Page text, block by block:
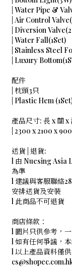
| Water Pipe &
| Air Control
| Diversion
| Water Fall(1Set)
| Stainless Steel
| Luxury
配件
| 枕頭3只
| Plastic Hem
產品尺寸: 長 x 闊 x
| 2300 x 2100 x
送貨 | 退貨:
l 由 Nuesing Asia
為準
l 建議與客服聯絡
安排送貨及安裝
l 此商品不可退貨
商店條款：
l 圖片只供參考，
l 如有任何爭議，
l 以上產品資料僅